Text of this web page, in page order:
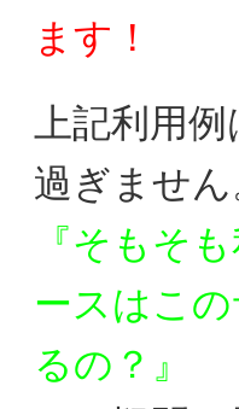
ます！
上記利用
過ぎません
『そもそ
ースはこの
るの？』